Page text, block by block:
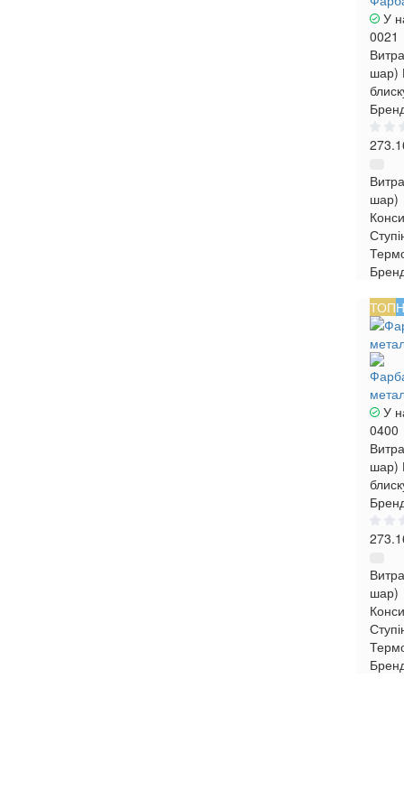
У
0021
шар)
шар)
ТОП
У
0400
шар)
шар)